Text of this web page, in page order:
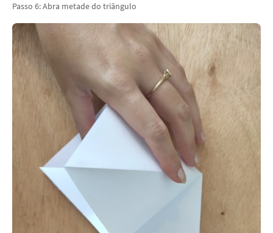
Passo 6: Abra metade do triângulo